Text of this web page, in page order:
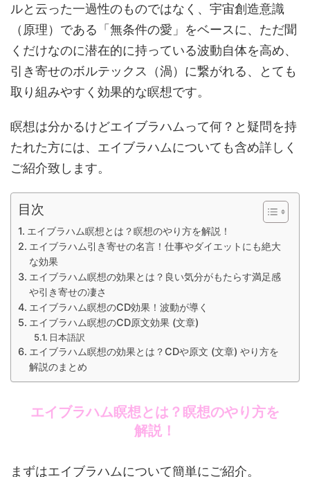
ルと云った一過性のものではなく、宇宙創造意識
（原理）である「無条件の愛」をベースに、ただ聞
くだけなのに潜在的に持っている波動自体を高め、
引き寄せのボルテックス（渦）に繋がれる、とても
取り組みやすく効果的な瞑想です。
瞑想は分かるけどエイブラハムって何？と疑問を持
たれた方には、エイブラハムについても含め詳しく
ご紹介致します。
目次
エイブラハム瞑想とは？瞑想のやり方を解説！
エイブラハム引き寄せの名言！仕事やダイエットにも絶大
な効果
エイブラハム瞑想の効果とは？良い気分がもたらす満足感
や引き寄せの凄さ
エイブラハム瞑想のCD効果！波動が導く
エイブラハム瞑想のCD原文効果 (文章)
日本語訳
エイブラハム瞑想の効果とは？CDや原文 (文章) やり方を
解説のまとめ
エイブラハム瞑想とは？瞑想のやり方を
解説！
まずはエイブラハムについて簡単にご紹介。